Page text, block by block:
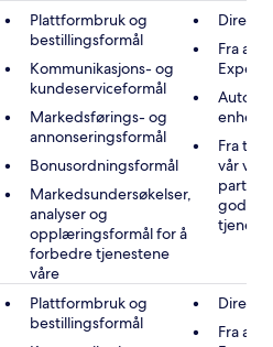
Plattformbruk og
bestillingsformål
Kommunikasjons- og
kundeserviceformål
Markedsførings- og
annonseringsformål
Bonusordningsformål
Markedsundersøkelser,
analyser og
opplæringsformål for å
forbedre tjenestene
våre
Fra
Fra
vår
Plattformbruk og
bestillingsformål
Fra